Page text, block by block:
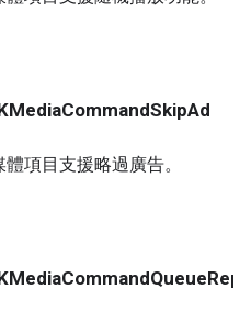
項目支援略過廣告。